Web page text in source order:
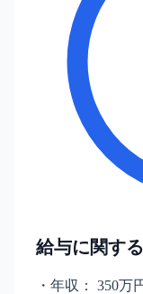
給与に関す
・年収： 350万